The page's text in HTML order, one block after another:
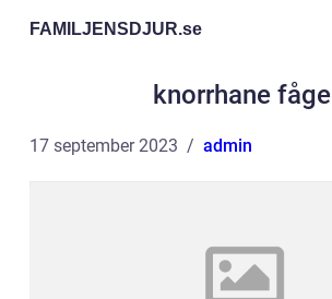
FAMILJENSDJUR.se
knorrhane fågel
17 september 2023 admin